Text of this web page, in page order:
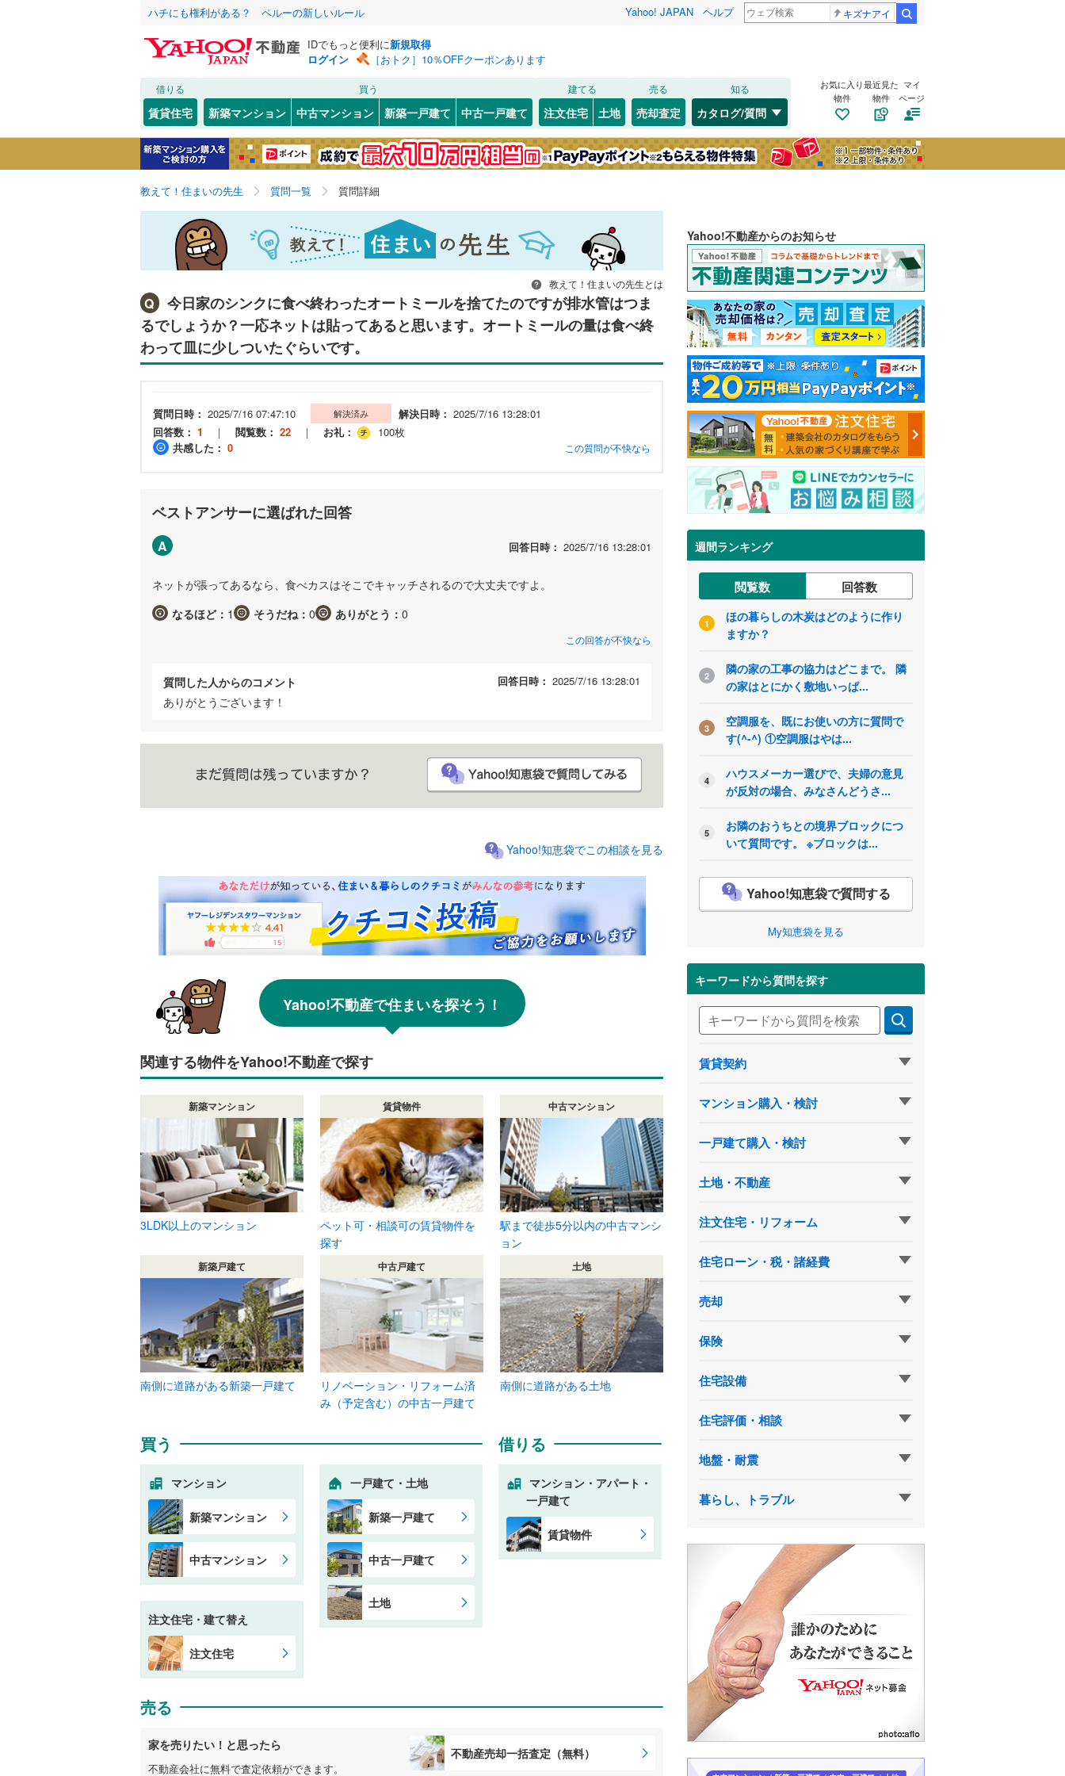
ハチにも権利がある？ ペルーの新しいルール Yahoo! JAPAN ヘルプ キズナアイ
IDでもっと便利に新規取得
ログイン
［おトク］10％OFFクーポンあります
借りる
賃貸住宅
買う
新築マンション 中古マンション 新築一戸建て 中古一戸建て
建てる
注文住宅 土地
売る
売却査定
知る
カタログ/質問
お気に入り
物件
最近見た
物件
マイ
ページ
教えて！住まいの先生 質問一覧 質問詳細
教えて！住まいの先生とは
Q
今日家のシンクに食べ終わったオートミールを捨てたのですが排水管はつま
るでしょうか？一応ネットは貼ってあると思います。オートミールの量は食べ終
わって皿に少しついたぐらいです。
質問日時： 2025/7/16 07:47:10 解決済み 解決日時： 2025/7/16 13:28:01
回答数： 1 ｜ 閲覧数： 22 ｜ お礼：
100枚
共感した： 0 この質問が不快なら
ベストアンサーに選ばれた回答
A 回答日時： 2025/7/16 13:28:01
ネットが張ってあるなら、食べカスはそこでキャッチされるので大丈夫ですよ。
なるほど： 1 そうだね： 0 ありがとう： 0
この回答が不快なら
質問した人からのコメント 回答日時： 2025/7/16 13:28:01
ありがとうございます！
Yahoo!知恵袋でこの相談を見る
Yahoo!不動産で住まいを探そう！
関連する物件をYahoo!不動産で探す
新築マンション
3LDK以上のマンション
賃貸物件
ペット可・相談可の賃貸物件を
探す
中古マンション
駅まで徒歩5分以内の中古マンシ
ョン
新築戸建て
南側に道路がある新築一戸建て
中古戸建て
リノベーション・リフォーム済
み（予定含む）の中古一戸建て
土地
南側に道路がある土地
買う
マンション
新築マンション
中古マンション
注文住宅・建て替え
注文住宅
一戸建て・土地
新築一戸建て
中古一戸建て
土地
借りる
マンション・アパート・
一戸建て
賃貸物件
売る
家を売りたい！と思ったら
不動産会社に無料で査定依頼ができます。
不動産売却一括査定（無料）
Yahoo!不動産からのお知らせ
週間ランキング
閲覧数 回答数
1
ほの暮らしの木炭はどのように作り
ますか？
2
隣の家の工事の協力はどこまで。 隣
の家はとにかく敷地いっぱ...
3
空調服を、既にお使いの方に質問で
す(^-^) ①空調服はやは...
4
ハウスメーカー選びで、夫婦の意見
が反対の場合、みなさんどうさ...
5
お隣のおうちとの境界ブロックにつ
いて質問です。 ※ブロックは...
Yahoo!知恵袋で質問する
My知恵袋を見る
キーワードから質問を探す
賃貸契約
マンション購入・検討
一戸建て購入・検討
土地・不動産
注文住宅・リフォーム
住宅ローン・税・諸経費
売却
保険
住宅設備
住宅評価・相談
地盤・耐震
暮らし、トラブル